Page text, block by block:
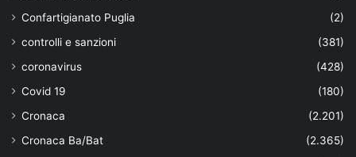
Confartigianato Puglia
(2)
controlli e sanzioni
(381)
coronavirus
(428)
Covid 19
(180)
Cronaca
(2.201)
Cronaca Ba/Bat
(2.365)